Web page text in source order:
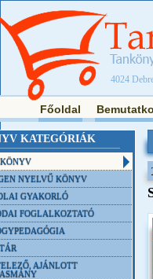
4024
Főoldal
KATEGÓRIÁK
NYELVŰ KÖNYV
GYAKORLÓ
FOGLALKOZTATÓ
AJÁNLOTT